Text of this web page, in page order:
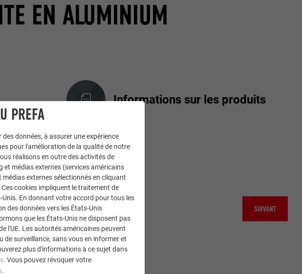
EN ALUMINIUM
Informations sur les produits
SUIVANT
PREFA
données, à assurer une expérience
pour l'amélioration de la qualité de notre
réalisons en outre des activités de
et médias externes (services américains
externes sélectionnés en cliquant
cookies impliquent le traitement de
En donnant votre accord pour tous les
des données vers les États-Unis
que les États-Unis ne disposent pas
l'UE. Les autorités américaines peuvent
de surveillance, sans vous en informer et
plus d'informations à ce sujet dans
. Vous pouvez révoquer votre
.